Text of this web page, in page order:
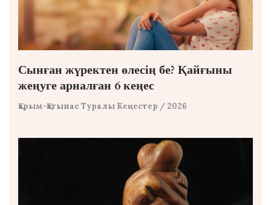
Сынған жүректен өлесің бе? Қайғыны
жеңуге арналған 6 кеңес
Қарым-Қатынас Туралы Кеңестер / 2026